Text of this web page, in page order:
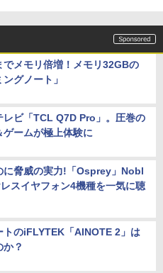
でメモリ倍増！メモリ32GBの
ングノート」
レビ「TCL Q7D Pro」。圧巻の
ゲームが極上体験に
に脅威の実力!「Osprey」Nobl
スイヤフォン4機種を一気に聴
トのiFLYTEK「AINOTE 2」は
？